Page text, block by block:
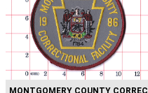
MONTGOMERY COUNTY CORREC